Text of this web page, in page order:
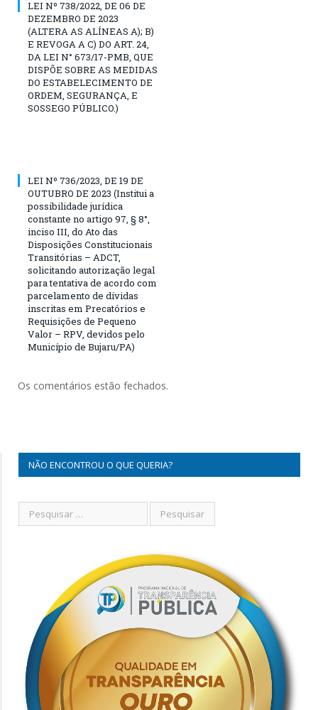
LEI Nº 738/2022, DE 06 DE
DEZEMBRO DE 2023
(ALTERA AS ALÍNEAS A); B)
E REVOGA A C) DO ART. 24,
DA LEI N° 673/17-PMB, QUE
DISPÕE SOBRE AS MEDIDAS
DO ESTABELECIMENTO DE
ORDEM, SEGURANÇA, E
SOSSEGO PÚBLICO.)
LEI Nº 736/2023, DE 19 DE
OUTUBRO DE 2023 (Institui a
possibilidade jurídica
constante no artigo 97, § 8°,
inciso III, do Ato das
Disposições Constitucionais
Transitórias – ADCT,
solicitando autorização legal
para tentativa de acordo com
parcelamento de dívidas
inscritas em Precatórios e
Requisições de Pequeno
Valor – RPV, devidos pelo
Município de Bujaru/PA)
Os comentários estão fechados.
NÃO ENCONTROU O QUE QUERIA?